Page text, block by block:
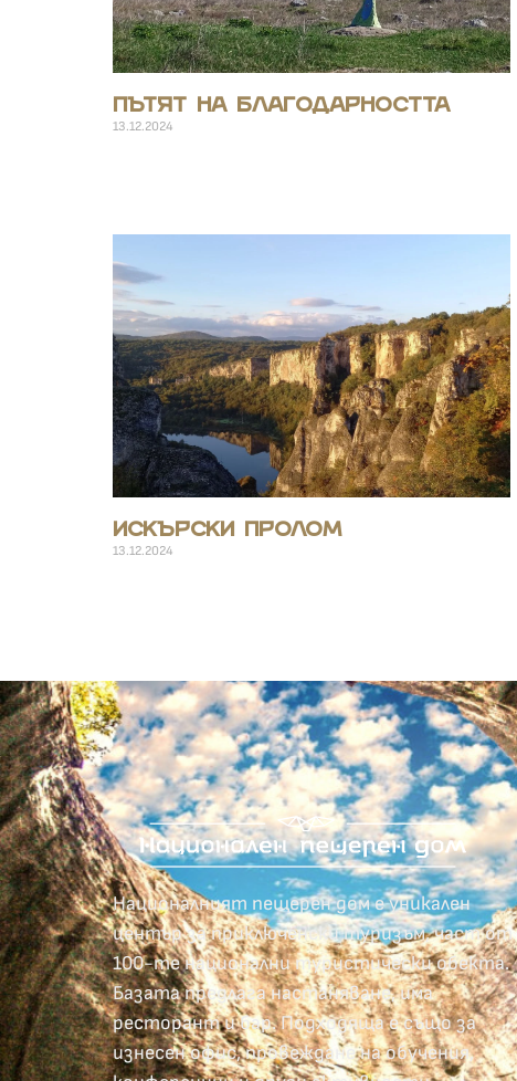
Пътят на благодарността
13.12.2024
Искърски пролом
13.12.2024
Националният пещерен дом е уникален
център за приключенски туризъм, част от
100-те национални туристически обекта.
Базата предлага настаняване, има
ресторант и бар. Подходяща е също за
изнесен офис, провеждане на обучения,